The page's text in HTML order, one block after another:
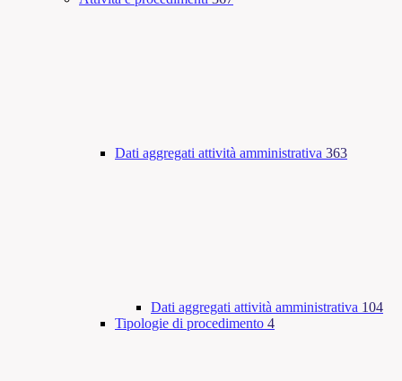
Dati aggregati attività amministrativa 363
Dati aggregati attività amministrativa 104
Tipologie di procedimento 4